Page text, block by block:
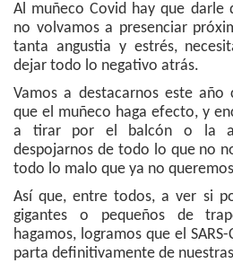
Al muñeco Covid hay que darle
no volvamos a presenciar
tanta angustia y estrés,
dejar todo lo negativo atrás.
Vamos a destacarnos este
que el muñeco haga efecto, y
a tirar por el balcón o la
despojarnos de todo lo que no
todo lo malo que ya no
Así que, entre todos, a ver si
gigantes o pequeños de
hagamos, logramos que el
parta definitivamente de